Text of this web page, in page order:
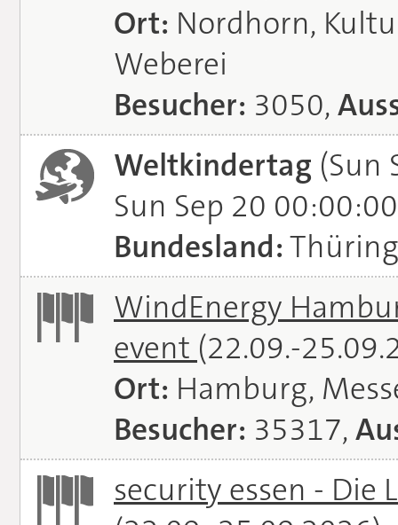
Ort: Nordhorn,
Weberei
Besucher: 3050,
Weltkindertag (Sun
Sun Sep 20
Bundesland:
WindEnergy
event (22.09.-
Ort: Hamburg,
Besucher: 35317,
security essen - Die